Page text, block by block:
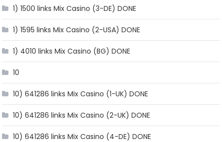
1) 1500 links Mix Casino (3-DE) DONE
1) 1595 links Mix Casino (2-USA) DONE
1) 4010 links Mix Casino (BG) DONE
10
10) 641286 links Mix Casino (1-UK) DONE
10) 641286 links Mix Casino (2-UK) DONE
10) 641286 links Mix Casino (4-DE) DONE